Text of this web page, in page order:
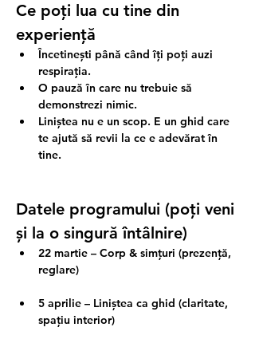
Ce poți lua cu tine din
experiență
Încetinești până când îți poți auzi
respirația.
O pauză în care nu trebuie să
demonstrezi nimic.
Liniștea nu e un scop. E un ghid care
te ajută să revii la ce e adevărat în
tine.
Datele programului (poți veni
și la o singură întâlnire)
22 martie – Corp & simțuri (prezență,
reglare)
5 aprilie – Liniștea ca ghid (claritate,
spațiu interior)